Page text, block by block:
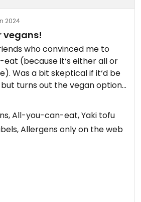
auch nicht ganz sicher, ob
Gemüse und Salat auch
Insofern müsste man
Restaurant nachfragen oder
Zubereitung der einzelnen
informieren und auf das Beste
Sushi-Sorten, den
Spinat kann ich jedoch eine
Das sollte auch
2024
vegans!
who convinced me to
(because it‘s either all or
Was a bit skeptical if it‘d be
turns out the vegan options
delicious! I didn‘t feel like I
a great „sushi experience“,
and all that fun😄
review on 2024-01-08
All-you-can-eat, Yaki tofu
Allergens only on the web